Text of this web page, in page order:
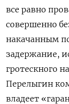
все равно
совершенно
накачанным
задержание,
гротескного
Перелыгин
владеет